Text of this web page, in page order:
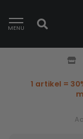
MENU
1 artikel =